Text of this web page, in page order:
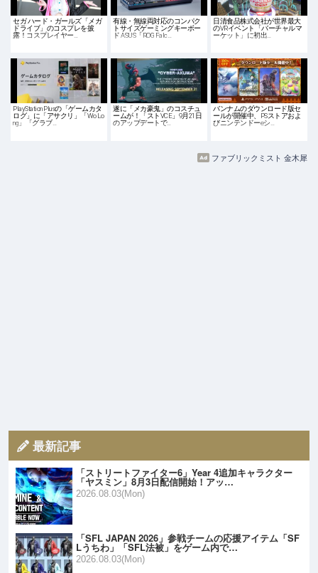
セガ ハード・ガールズ「メガ
ドライブ」のコスプレを披
露！コスプレイヤー…
有線・無線両対応のコンパク
トサイズゲーミングキーボー
ド ASUS「ROG Falc…
日清食品株式会社が世界最大
のVRイベント「バーチャルマ
ーケット」に初出…
PlayStation Plusの「ゲームカタ
ログ」に「アサクリ」「Wo Lo
ng」「グラブ…
遂に「メカ豪鬼」のコスチュ
ームが！「ストVCE」9月21日
のアップデートで…
バンナムのダウンロード版セ
ールが開催中、PSストアおよ
びニンテンドーeシ…
ファブリックミスト 金木犀
最新記事
「ストリートファイター6」Year 4追加キャラクター
「ヤスミン」8月3日配信開始！アッ…
2026.08.03(Mon)
「SFL JAPAN 2026」参戦チームの応援アイテム「SF
Lうちわ」「SFL法被」をゲーム内で…
2026.08.03(Mon)